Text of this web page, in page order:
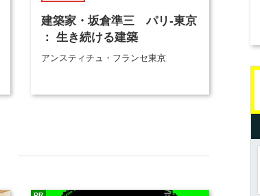
建築家・坂倉準三 パリ-東京
： 生き続ける建築
アンスティチュ・フランセ東京